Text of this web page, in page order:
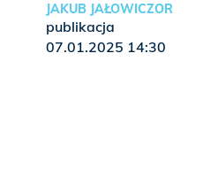
JAKUB JAŁOWICZOR
publikacja
07.01.2025 14:30